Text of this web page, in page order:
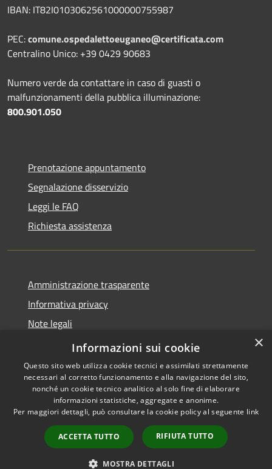
IBAN: IT82I0103062561000000755987
PEC:comune.ospedalettoeuganeo@certificata.com
Centralino Unico: +39 0429 90683
Numero verde da contattare in caso di guasti o
malfunzionamenti della pubblica illuminazione:
800.901.050
Prenotazione appuntamento
Segnalazione disservizio
Leggi le FAQ
Richiesta assistenza
Amministrazione trasparente
Informativa privacy
Note legali
Dichiarazione di accessibilità
Accessibilità
Copyright © 2026 • Comune di
Ospedaletto Euganeo •
Powered byMunicipium
Accesso redazione
×
Informazioni sui cookie
Questo sito web utilizza cookie tecnici e assimilati strettamente
necessari al corretto funzionamento e alla navigazione del sito,
nonché un cookie tecnico analitico al solo fine di elaborare
informazioni statistiche, aggregate e anonime.
Per maggiori dettagli, può consultare la cookie policy al seguente link
ACCETTA TUTTO RIFIUTA TUTTO
MOSTRA DETTAGLI